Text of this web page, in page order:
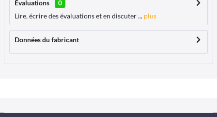
Évaluations
0
Lire, écrire des évaluations et en discuter ... plus
Données du fabricant